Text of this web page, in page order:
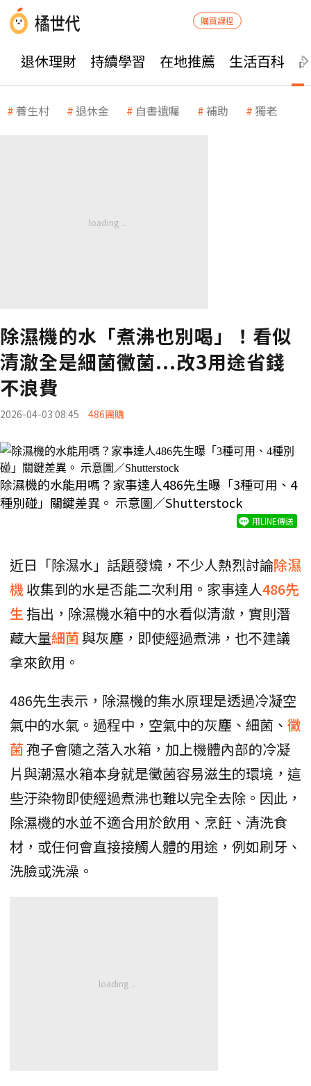
購買課程
退休理財 持續學習 在地推薦 生活百科
養生村 退休金 自書遺囑 補助 獨老
除濕機的水「煮沸也別喝」！看似
清澈全是細菌黴菌...改3用途省錢
不浪費
2026-04-03 08:45 486團購
除濕機的水能用嗎？家事達人486先生曝「3種可用、4
種別碰」關鍵差異。 示意圖／Shutterstock
用LINE傳送
近日「除濕水」話題發燒，不少人熱烈討論除濕
機收集到的水是否能二次利用。家事達人486先
生指出，除濕機水箱中的水看似清澈，實則潛
藏大量細菌與灰塵，即使經過煮沸，也不建議
拿來飲用。
486先生表示，除濕機的集水原理是透過冷凝空
氣中的水氣。過程中，空氣中的灰塵、細菌、 黴
菌孢子會隨之落入水箱，加上機體內部的冷凝
片與潮濕水箱本身就是黴菌容易滋生的環境，這
些汙染物即使經過煮沸也難以完全去除。因此，
除濕機的水並不適合用於飲用、烹飪、清洗食
材，或任何會直接接觸人體的用途，例如刷牙、
洗臉或洗澡。